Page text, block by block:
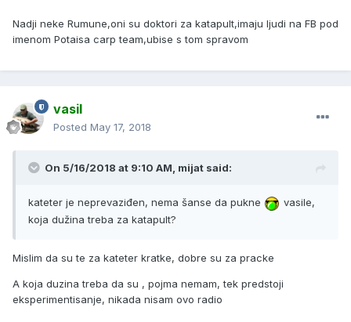
Nadji neke Rumune,oni su doktori za katapult,imaju ljudi na FB pod
imenom Potaisa carp team,ubise s tom spravom
vasil
Posted May 17, 2018
On 5/16/2018 at 9:10 AM, mijat said:
kateter je neprevaziđen, nema šanse da pukne
vasile,
koja dužina treba za katapult?
Mislim da su te za kateter kratke, dobre su za pracke
A koja duzina treba da su , pojma nemam, tek predstoji
eksperimentisanje, nikada nisam ovo radio